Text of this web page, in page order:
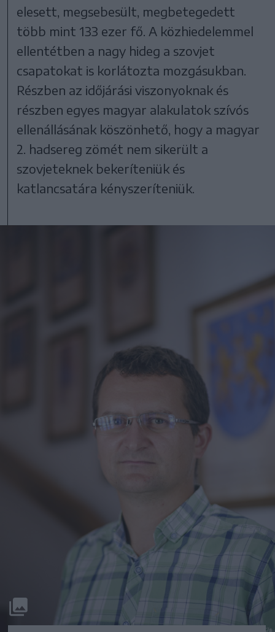
elesett, megsebesült, megbetegedett
több mint 133 ezer fő. A közhiedelemmel
ellentétben a nagy hideg a szovjet
csapatokat is korlátozta mozgásukban.
Részben az időjárási viszonyoknak és
részben egyes magyar alakulatok szívós
ellenállásának köszönhető, hogy a magyar
2. hadsereg zömét nem sikerült a
szovjeteknek bekeríteniük és
katlancsatára kényszeríteniük.